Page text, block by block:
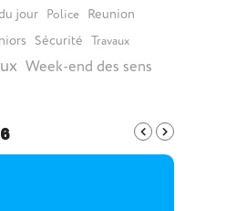
jour Police Reunion
Sécurité Travaux
Week-end des sens